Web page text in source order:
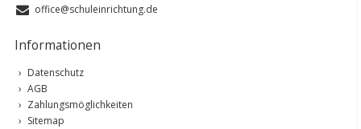
office@schuleinrichtung.de
Informationen
Datenschutz
AGB
Zahlungsmöglichkeiten
Sitemap